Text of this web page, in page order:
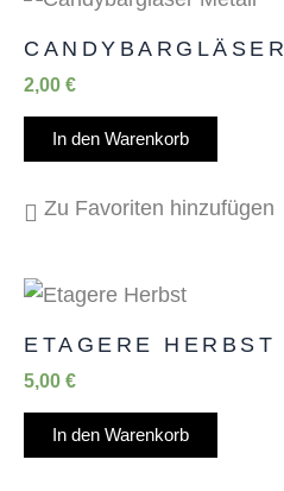
2,00 €
In den Warenkorb
Zu Favoriten hinzufügen
ETAGERE HERBST
5,00 €
In den Warenkorb